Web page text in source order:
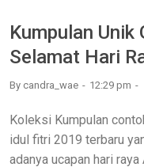
Kumpulan Unik
Selamat Hari
By candra_wae 12:29 pm
Koleksi Kumpulan
idul fitri 2019 terbaru
adanya ucapan hari